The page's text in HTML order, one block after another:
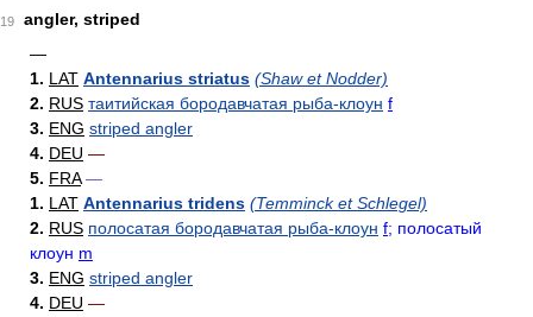
19
angler, striped
—
1. LAT Antennarius striatus (Shaw et Nodder)
2. RUS таитийская бородавчатая рыба-клоун f
3. ENG striped angler
4. DEU —
5. FRA —
1. LAT Antennarius tridens (Temminck et Schlegel)
2. RUS полосатая бородавчатая рыба-клоун f; полосатый
клоун m
3. ENG striped angler
4. DEU —